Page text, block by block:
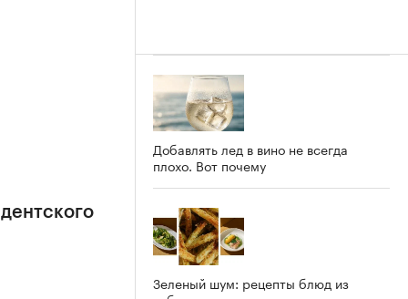
Добавлять лед в вино не всегда
плохо. Вот почему
Зеленый шум: рецепты блюд из